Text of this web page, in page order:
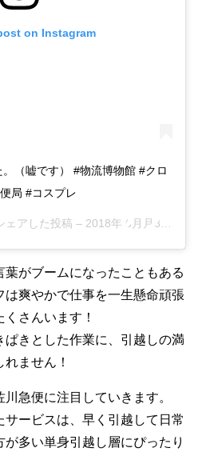
on Instagram
（嘘です） #物流博物館 #クロ
局 #コスプレ
ェアした投稿 – 2018年 6月月3日午前4時43分PDT
葉がブームになったこともある
爽やかで仕事を一生懸命頑張
さんいます！
きとした作業に、引越しの満
ません！
急便に注目していきます。
ービスは、早く引越して日常
多い単身引越し層にぴったり